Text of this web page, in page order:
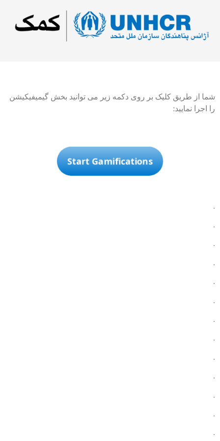
شما از طریق کلیک بر روی دکمه زیر می توانید بخش گیمیفیکیشن
را اجرا نمایید:
Start Gamifications
.
.
.
.
.
.
.
.
.
.
.
.
.